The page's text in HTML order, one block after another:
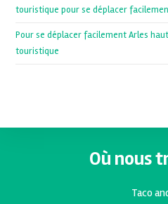
touristique pour se déplacer
Pour se déplacer facilement Arles
touristique
Où nous
Taco